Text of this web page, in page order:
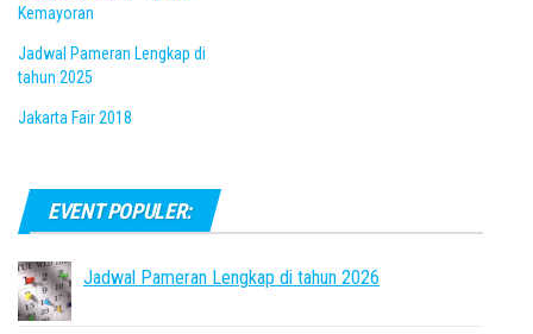
Kemayoran
Jadwal Pameran Lengkap di
tahun 2025
Jakarta Fair 2018
EVENT POPULER:
Jadwal Pameran Lengkap di tahun 2026